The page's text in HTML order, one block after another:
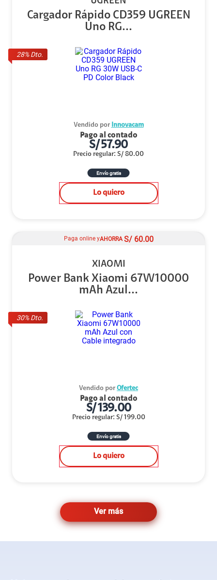
28% Dto.
Cargador Rápido CD359 UGREEN
Uno RG...
Vendido por Innovacam
Pago al contado
S/57.90
Precio regular: S/ 80.00
Envío gratis
Lo quiero
30% Dto.
Paga online yAHORRA S/ 60.00
XIAOMI
Power Bank Xiaomi 67W10000
mAh Azul...
Vendido por Ofertec
Pago al contado
S/139.00
Precio regular: S/ 199.00
Envío gratis
Lo quiero
Ver más